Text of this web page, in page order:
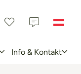
Info & Kontakt